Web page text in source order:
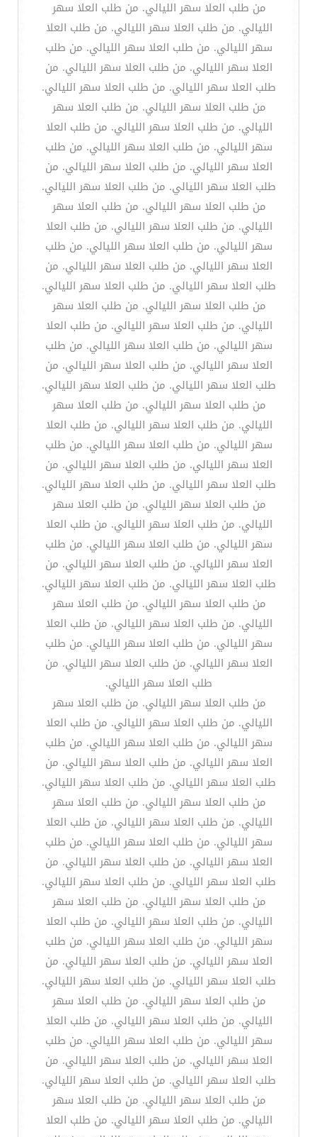
من طلب العلا سهر الليالي. من طلب العلا سهر
الليالي. من طلب العلا سهر الليالي. من طلب العلا
سهر الليالي. من طلب العلا سهر الليالي. من طلب
العلا سهر الليالي. من طلب العلا سهر الليالي. من
طلب العلا سهر الليالي. من طلب العلا سهر الليالي.
من طلب العلا سهر الليالي. من طلب العلا سهر
الليالي. من طلب العلا سهر الليالي. من طلب العلا
سهر الليالي. من طلب العلا سهر الليالي. من طلب
العلا سهر الليالي. من طلب العلا سهر الليالي. من
طلب العلا سهر الليالي. من طلب العلا سهر الليالي.
من طلب العلا سهر الليالي. من طلب العلا سهر
الليالي. من طلب العلا سهر الليالي. من طلب العلا
سهر الليالي. من طلب العلا سهر الليالي. من طلب
العلا سهر الليالي. من طلب العلا سهر الليالي. من
طلب العلا سهر الليالي. من طلب العلا سهر الليالي.
من طلب العلا سهر الليالي. من طلب العلا سهر
الليالي. من طلب العلا سهر الليالي. من طلب العلا
سهر الليالي. من طلب العلا سهر الليالي. من طلب
العلا سهر الليالي. من طلب العلا سهر الليالي. من
طلب العلا سهر الليالي. من طلب العلا سهر الليالي.
من طلب العلا سهر الليالي. من طلب العلا سهر
الليالي. من طلب العلا سهر الليالي. من طلب العلا
سهر الليالي. من طلب العلا سهر الليالي. من طلب
العلا سهر الليالي. من طلب العلا سهر الليالي. من
طلب العلا سهر الليالي. من طلب العلا سهر الليالي.
من طلب العلا سهر الليالي. من طلب العلا سهر
الليالي. من طلب العلا سهر الليالي. من طلب العلا
سهر الليالي. من طلب العلا سهر الليالي. من طلب
العلا سهر الليالي. من طلب العلا سهر الليالي. من
طلب العلا سهر الليالي. من طلب العلا سهر الليالي.
من طلب العلا سهر الليالي. من طلب العلا سهر
الليالي. من طلب العلا سهر الليالي. من طلب العلا
سهر الليالي. من طلب العلا سهر الليالي. من طلب
العلا سهر الليالي. من طلب العلا سهر الليالي. من
طلب العلا سهر الليالي.
من طلب العلا سهر الليالي. من طلب العلا سهر
الليالي. من طلب العلا سهر الليالي. من طلب العلا
سهر الليالي. من طلب العلا سهر الليالي. من طلب
العلا سهر الليالي. من طلب العلا سهر الليالي. من
طلب العلا سهر الليالي. من طلب العلا سهر الليالي.
من طلب العلا سهر الليالي. من طلب العلا سهر
الليالي. من طلب العلا سهر الليالي. من طلب العلا
سهر الليالي. من طلب العلا سهر الليالي. من طلب
العلا سهر الليالي. من طلب العلا سهر الليالي. من
طلب العلا سهر الليالي. من طلب العلا سهر الليالي.
من طلب العلا سهر الليالي. من طلب العلا سهر
الليالي. من طلب العلا سهر الليالي. من طلب العلا
سهر الليالي. من طلب العلا سهر الليالي. من طلب
العلا سهر الليالي. من طلب العلا سهر الليالي. من
طلب العلا سهر الليالي. من طلب العلا سهر الليالي.
من طلب العلا سهر الليالي. من طلب العلا سهر
الليالي. من طلب العلا سهر الليالي. من طلب العلا
سهر الليالي. من طلب العلا سهر الليالي. من طلب
العلا سهر الليالي. من طلب العلا سهر الليالي. من
طلب العلا سهر الليالي. من طلب العلا سهر الليالي.
من طلب العلا سهر الليالي. من طلب العلا سهر
الليالي. من طلب العلا سهر الليالي. من طلب العلا